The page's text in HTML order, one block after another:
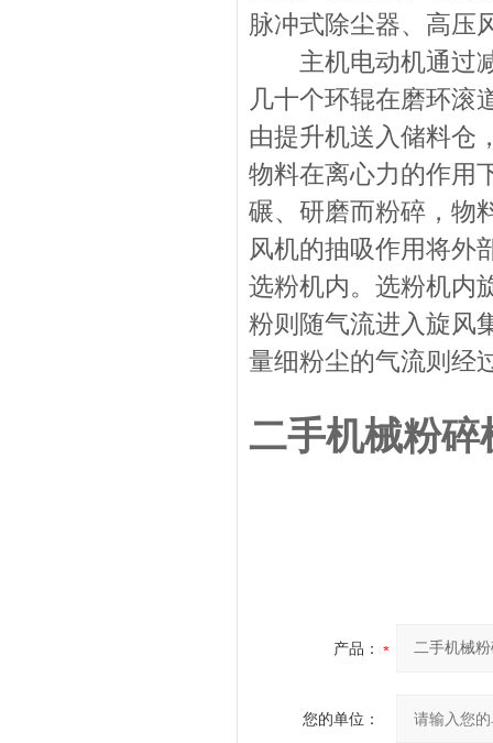
脉冲式除尘器、高压
主机电动机通过减
几十个环辊在磨环滚
由提升机送入储料仓
物料在离心力的作用
碾、研磨而粉碎，物
风机的抽吸作用将外
选粉机内。选粉机内
粉则随气流进入旋风
量细粉尘的气流则经
二手机械粉碎
产品：
您的单位：